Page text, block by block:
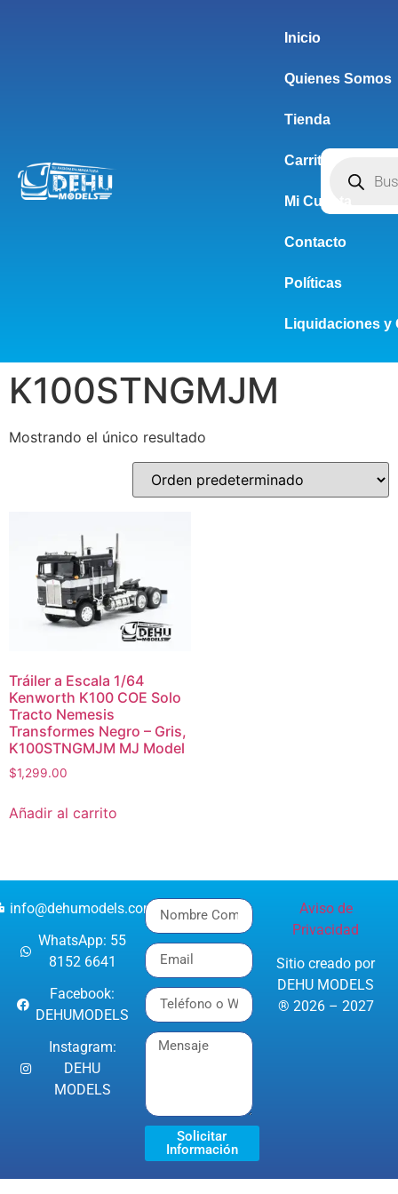
Inicio
Quienes Somos
Tienda
Carrito
Mi Cuenta
Contacto
Políticas
Liquidaciones y
K100STNGMJM
Mostrando el único resultado
Tráiler a Escala 1/64
Kenworth K100 COE Solo
Tracto Nemesis
Transformes Negro – Gris,
K100STNGMJM MJ Model
$1,299.00
Añadir al carrito
info@dehumodels.com
WhatsApp: 55
8152 6641
Facebook:
DEHUMODELS
Instagram:
DEHU
MODELS
Solicitar
Información
Aviso de
Privacidad
Sitio creado por
DEHU MODELS
® 2026 – 2027